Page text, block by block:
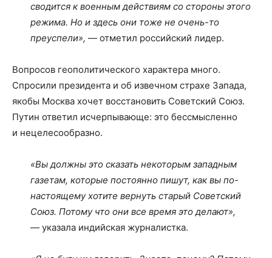
сводится к военным действиям со стороны этого
режима. Но и здесь они тоже не очень-то
преуспели», — отметил российский лидер.
Вопросов геополитического характера много.
Спросили президента и об извечном страхе Запада,
якобы Москва хочет восстановить Советский Союз.
Путин ответил исчерпывающе: это бессмысленно
и нецелесообразно.
«Вы должны это сказать некоторым западным
газетам, которые постоянно пишут, как вы по-
настоящему хотите вернуть старый Советский
Союз. Потому что они все время это делают»,
— указала индийская журналистка.